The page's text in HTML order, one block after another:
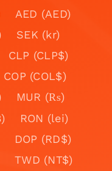
AED (AED)
SEK (kr)
CLP (CLP$)
COP (COL$)
MUR (₨)
RON (lei)
DOP (RD$)
TWD (NT$)